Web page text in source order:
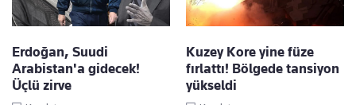
Erdoğan, Suudi
Arabistan'a gidecek!
Üçlü zirve
Kuzey Kore yine füze
fırlattı! Bölgede tansiyon
yükseldi